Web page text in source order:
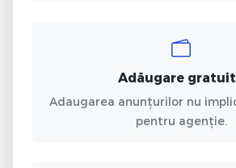
Adăugare
Adaugarea anunțurilor nu
pentru agenție.